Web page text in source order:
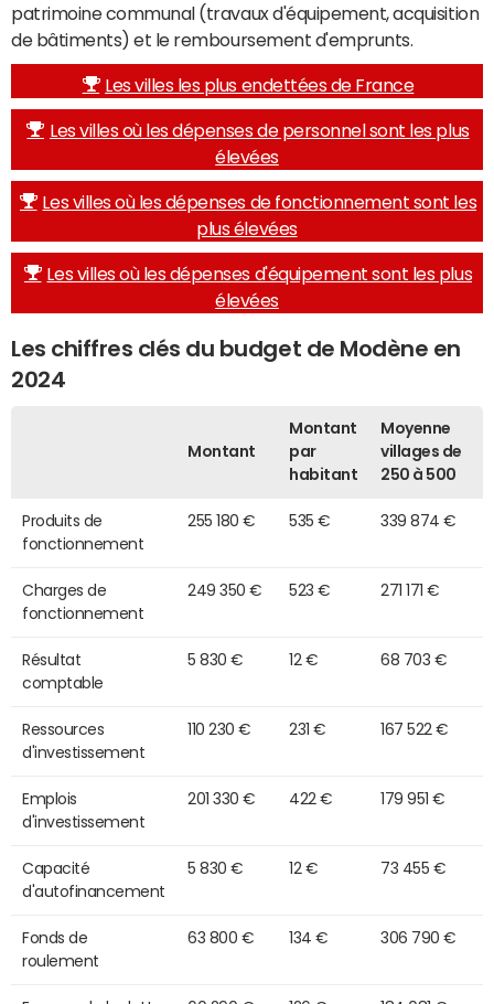
patrimoine communal (travaux d'équipement, acquisition
de bâtiments) et le remboursement d'emprunts.
Les villes les plus endettées de France
Les villes où les dépenses de personnel sont les plus
élevées
Les villes où les dépenses de fonctionnement sont les
plus élevées
Les villes où les dépenses d'équipement sont les plus
élevées
Les chiffres clés du budget de Modène en
2024
Montant
Montant
par
habitant
Moyenne
villages de
250 à 500
Produits de
fonctionnement
255 180 € 535 € 339 874 €
Charges de
fonctionnement
249 350 € 523 € 271 171 €
Résultat
comptable
5 830 € 12 € 68 703 €
Ressources
d'investissement
110 230 € 231 € 167 522 €
Emplois
d'investissement
201 330 € 422 € 179 951 €
Capacité
d'autofinancement
5 830 € 12 € 73 455 €
Fonds de
roulement
63 800 € 134 € 306 790 €